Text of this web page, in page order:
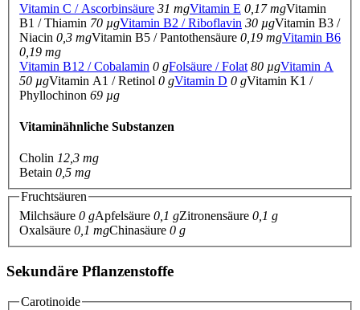
Vitamin C / Ascorbinsäure 31 mgVitamin E 0,17 mgVitamin
B1 / Thiamin 70 µgVitamin B2 / Riboflavin 30 µgVitamin B3 /
Niacin 0,3 mgVitamin B5 / Pantothensäure 0,19 mgVitamin B6
0,19 mg
Vitamin B12 / Cobalamin 0 gFolsäure / Folat 80 µgVitamin A
50 µgVitamin A1 / Retinol 0 gVitamin D 0 gVitamin K1 /
Phyllochinon 69 µg
Vitaminähnliche Substanzen
Cholin 12,3 mg
Betain 0,5 mg
Fruchtsäuren
Milchsäure 0 gApfelsäure 0,1 gZitronensäure 0,1 g
Oxalsäure 0,1 mgChinasäure 0 g
Sekundäre Pflanzenstoffe
Carotinoide